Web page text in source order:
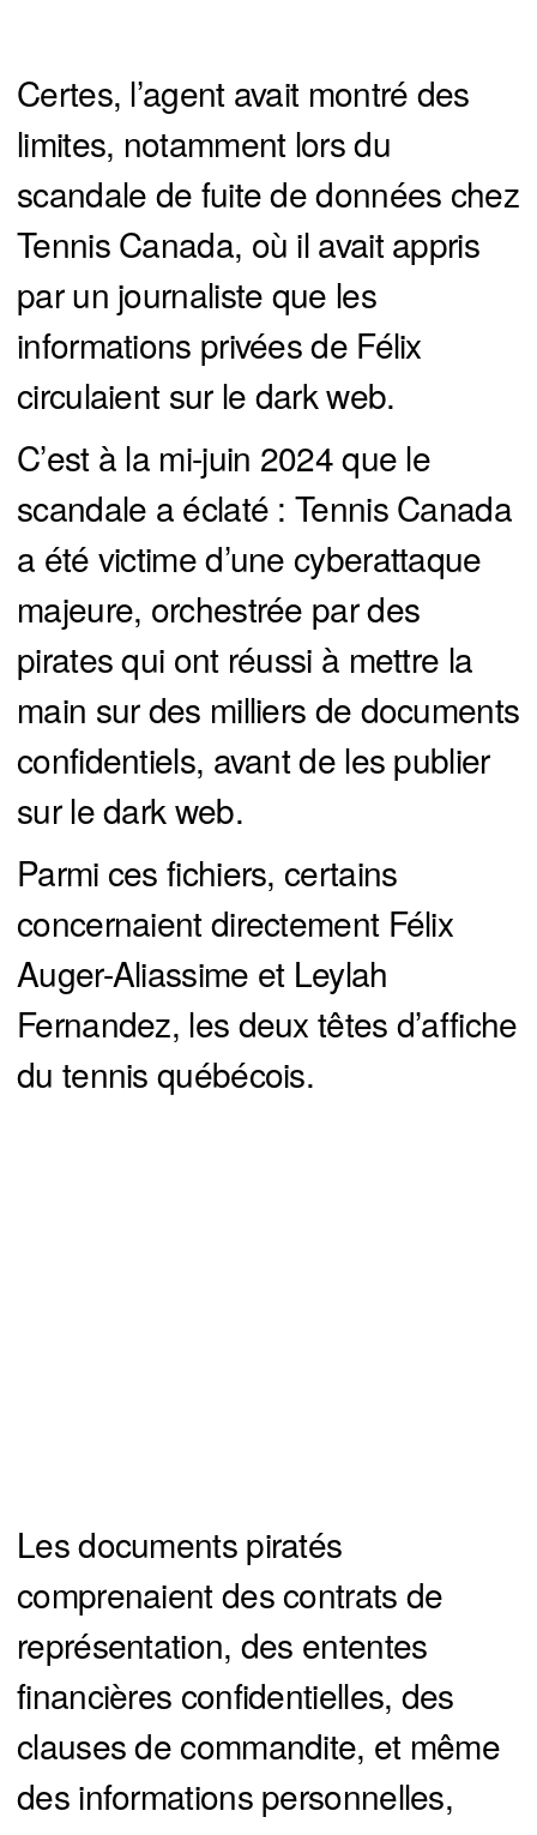
Certes, l’agent avait montré des
limites, notamment lors du
scandale de fuite de données chez
Tennis Canada, où il avait appris
par un journaliste que les
informations privées de Félix
circulaient sur le dark web.
C’est à la mi-juin 2024 que le
scandale a éclaté : Tennis Canada
a été victime d’une cyberattaque
majeure, orchestrée par des
pirates qui ont réussi à mettre la
main sur des milliers de documents
confidentiels, avant de les publier
sur le dark web.
Parmi ces fichiers, certains
concernaient directement Félix
Auger-Aliassime et Leylah
Fernandez, les deux têtes d’affiche
du tennis québécois.
Les documents piratés
comprenaient des contrats de
représentation, des ententes
financières confidentielles, des
clauses de commandite, et même
des informations personnelles,